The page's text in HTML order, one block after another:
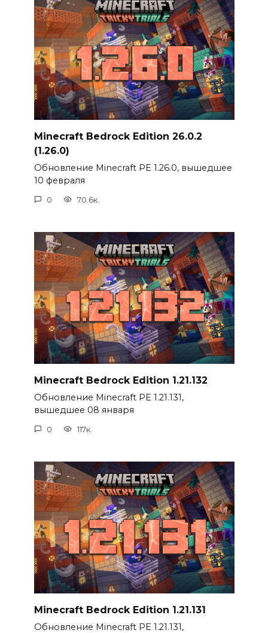
Minecraft Bedrock Edition 26.0.2
(1.26.0)
Обновление Minecraft PE 1.26.0, вышедшее
10 февраля
0 70.6к.
Minecraft Bedrock Edition 1.21.132
Обновление Minecraft PE 1.21.131,
вышедшее 08 января
0 117к.
Minecraft Bedrock Edition 1.21.131
Обновление Minecraft PE 1.21.131,